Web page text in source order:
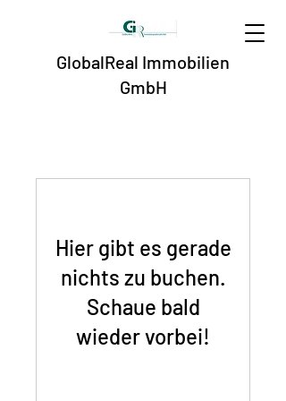
GlobalReal Immobilien
GmbH
Hier gibt es gerade
nichts zu buchen.
Schaue bald
wieder vorbei!